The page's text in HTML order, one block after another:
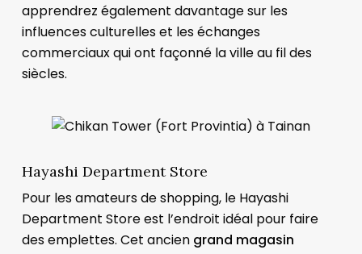
apprendrez également davantage sur les
influences culturelles et les échanges
commerciaux qui ont façonné la ville au fil des
siècles.
Hayashi Department Store
Pour les amateurs de shopping, le Hayashi
Department Store est l’endroit idéal pour faire
des emplettes. Cet ancien grand magasin